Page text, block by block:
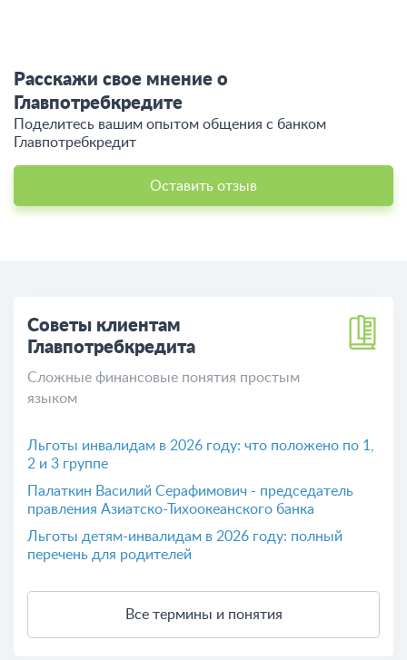
Расскажи свое мнение о
Главпотребкредите
Поделитесь вашим опытом общения c банком
Главпотребкредит
Оставить отзыв
Советы клиентам
Главпотребкредита
Сложные финансовые понятия простым
языком
Льготы инвалидам в 2026 году: что положено по 1,
2 и 3 группе
Палаткин Василий Серафимович - председатель
правления Азиатско-Тихоокеанского банка
Льготы детям-инвалидам в 2026 году: полный
перечень для родителей
Все термины и понятия